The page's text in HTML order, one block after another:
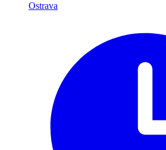
Ostrava